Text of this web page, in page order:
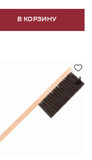
В КОРЗИНУ